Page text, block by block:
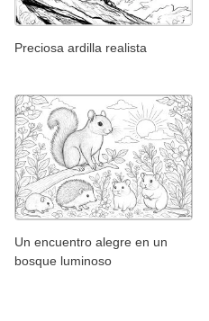
Preciosa ardilla realista
Un encuentro alegre en un
bosque luminoso